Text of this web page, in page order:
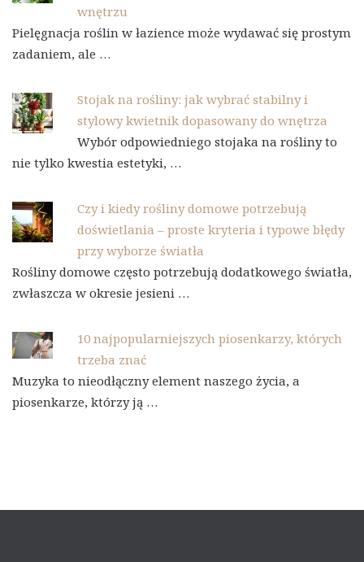
wnętrzu
Pielęgnacja roślin w łazience może wydawać się prostym
zadaniem, ale …
Stojak na rośliny: jak wybrać stabilny i
stylowy kwietnik dopasowany do wnętrza
Wybór odpowiedniego stojaka na rośliny to
nie tylko kwestia estetyki, …
Czy i kiedy rośliny domowe potrzebują
doświetlania – proste kryteria i typowe błędy
przy wyborze światła
Rośliny domowe często potrzebują dodatkowego światła,
zwłaszcza w okresie jesieni …
10 najpopularniejszych piosenkarzy, których
trzeba znać
Muzyka to nieodłączny element naszego życia, a
piosenkarze, którzy ją …